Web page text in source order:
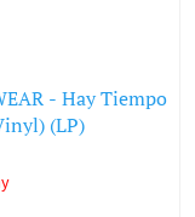
- Hay Tiempo
(LP)